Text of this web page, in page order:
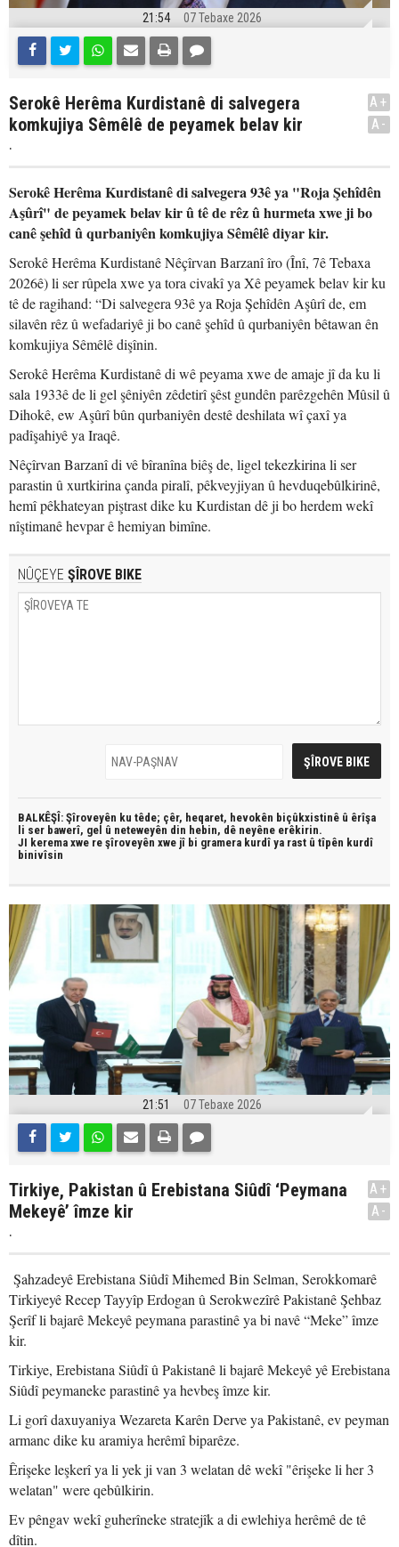
21:54 07 Tebaxe 2026
Serokê Herêma Kurdistanê di salvegera
komkujiya Sêmêlê de peyamek belav kir
.
A+
A-
Serokê Herêma Kurdistanê di salvegera 93ê ya "Roja Şehîdên
Aşûrî" de peyamek belav kir û tê de rêz û hurmeta xwe ji bo
canê şehîd û qurbaniyên komkujiya Sêmêlê diyar kir.
Serokê Herêma Kurdistanê Nêçîrvan Barzanî îro (Înî, 7ê Tebaxa
2026ê) li ser rûpela xwe ya tora civakî ya Xê peyamek belav kir ku
tê de ragihand: “Di salvegera 93ê ya Roja Şehîdên Aşûrî de, em
silavên rêz û wefadariyê ji bo canê şehîd û qurbaniyên bêtawan ên
komkujiya Sêmêlê dişînin.
Serokê Herêma Kurdistanê di wê peyama xwe de amaje jî da ku li
sala 1933ê de li gel şêniyên zêdetirî şêst gundên parêzgehên Mûsil û
Dihokê, ew Aşûrî bûn qurbaniyên destê deshilata wî çaxî ya
padîşahiyê ya Iraqê.
Nêçîrvan Barzanî di vê bîranîna biêş de, ligel tekezkirina li ser
parastin û xurtkirina çanda piralî, pêkveyjiyan û hevduqebûlkirinê,
hemî pêkhateyan piştrast dike ku Kurdistan dê ji bo herdem wekî
nîştimanê hevpar ê hemiyan bimîne.
NÛÇEYE ŞÎROVE BIKE
BALKÊŞÎ: Şîroveyên ku têde; çêr, heqaret, hevokên biçûkxistinê û êrîşa
li ser bawerî, gel û neteweyên din hebin, dê neyêne erêkirin.
JI kerema xwe re şîroveyên xwe jî bi gramera kurdî ya rast û tîpên kurdî
binivîsin
21:51 07 Tebaxe 2026
Tirkiye, Pakistan û Erebistana Siûdî ‘Peymana
Mekeyê’ îmze kir
.
A+
A-
Şahzadeyê Erebistana Siûdî Mihemed Bin Selman, Serokkomarê
Tirkiyeyê Recep Tayyîp Erdogan û Serokwezîrê Pakistanê Şehbaz
Şerîf li bajarê Mekeyê peymana parastinê ya bi navê “Meke” îmze
kir.
Tirkiye, Erebistana Siûdî û Pakistanê li bajarê Mekeyê yê Erebistana
Siûdî peymaneke parastinê ya hevbeş îmze kir.
Li gorî daxuyaniya Wezareta Karên Derve ya Pakistanê, ev peyman
armanc dike ku aramiya herêmî biparêze.
Êrişeke leşkerî ya li yek ji van 3 welatan dê wekî "êrişeke li her 3
welatan" were qebûlkirin.
Ev pêngav wekî guherîneke stratejîk a di ewlehiya herêmê de tê
dîtin.